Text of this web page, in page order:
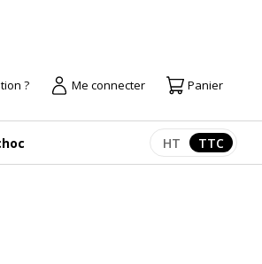
? Me connecter Panier
Afficher les
HT TTC